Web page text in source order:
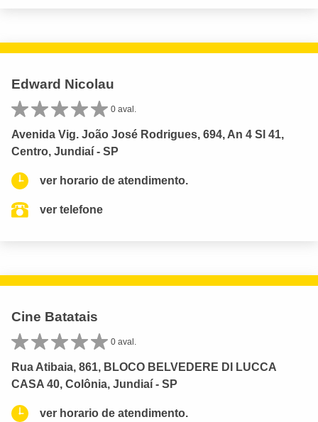
Edward Nicolau
0 aval.
Avenida Vig. João José Rodrigues, 694, An 4 Sl 41,
Centro, Jundiaí - SP
ver horario de atendimento.
ver telefone
Cine Batatais
0 aval.
Rua Atibaia, 861, BLOCO BELVEDERE DI LUCCA
CASA 40, Colônia, Jundiaí - SP
ver horario de atendimento.